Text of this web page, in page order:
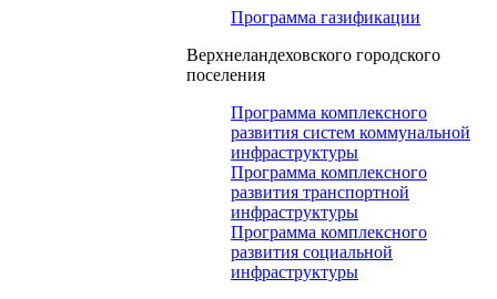
Программа газификации
Верхнеландеховского городского
поселения
Программа комплексного
развития систем коммунальной
инфраструктуры
Программа комплексного
развития транспортной
инфраструктуры
Программа комплексного
развития социальной
инфраструктуры